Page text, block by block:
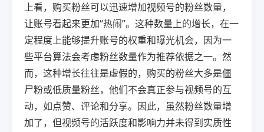
上看，购买粉丝可以迅速增加视频号的粉丝数量，
让账号看起来更加“热闹”。这种数量上的增长，在一
定程度上能够提升账号的权重和曝光机会，因为一
些平台算法会考虑粉丝数量作为推荐依据之一。然
而，这种增长往往是虚假的，购买的粉丝大多是僵
尸粉或低质量粉丝，他们不会真正参与视频号的互
动，如点赞、评论和分享。因此，虽然粉丝数量增
加了，但视频号的活跃度和影响力并未得到实质性